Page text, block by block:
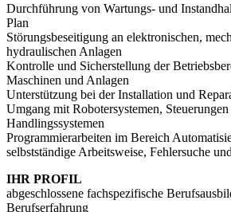
Durchführung von Wartungs- und
Plan
Störungsbeseitigung an elektronischen,
hydraulischen Anlagen
Kontrolle und Sicherstellung der
Maschinen und Anlagen
Unterstützung bei der Installation und
Umgang mit Robotersystemen, Steuerungen
Handlingssystemen
Programmierarbeiten im Bereich
selbstständige Arbeitsweise, Fehlersuche
IHR PROFIL
abgeschlossene fachspezifische
Berufserfahrung